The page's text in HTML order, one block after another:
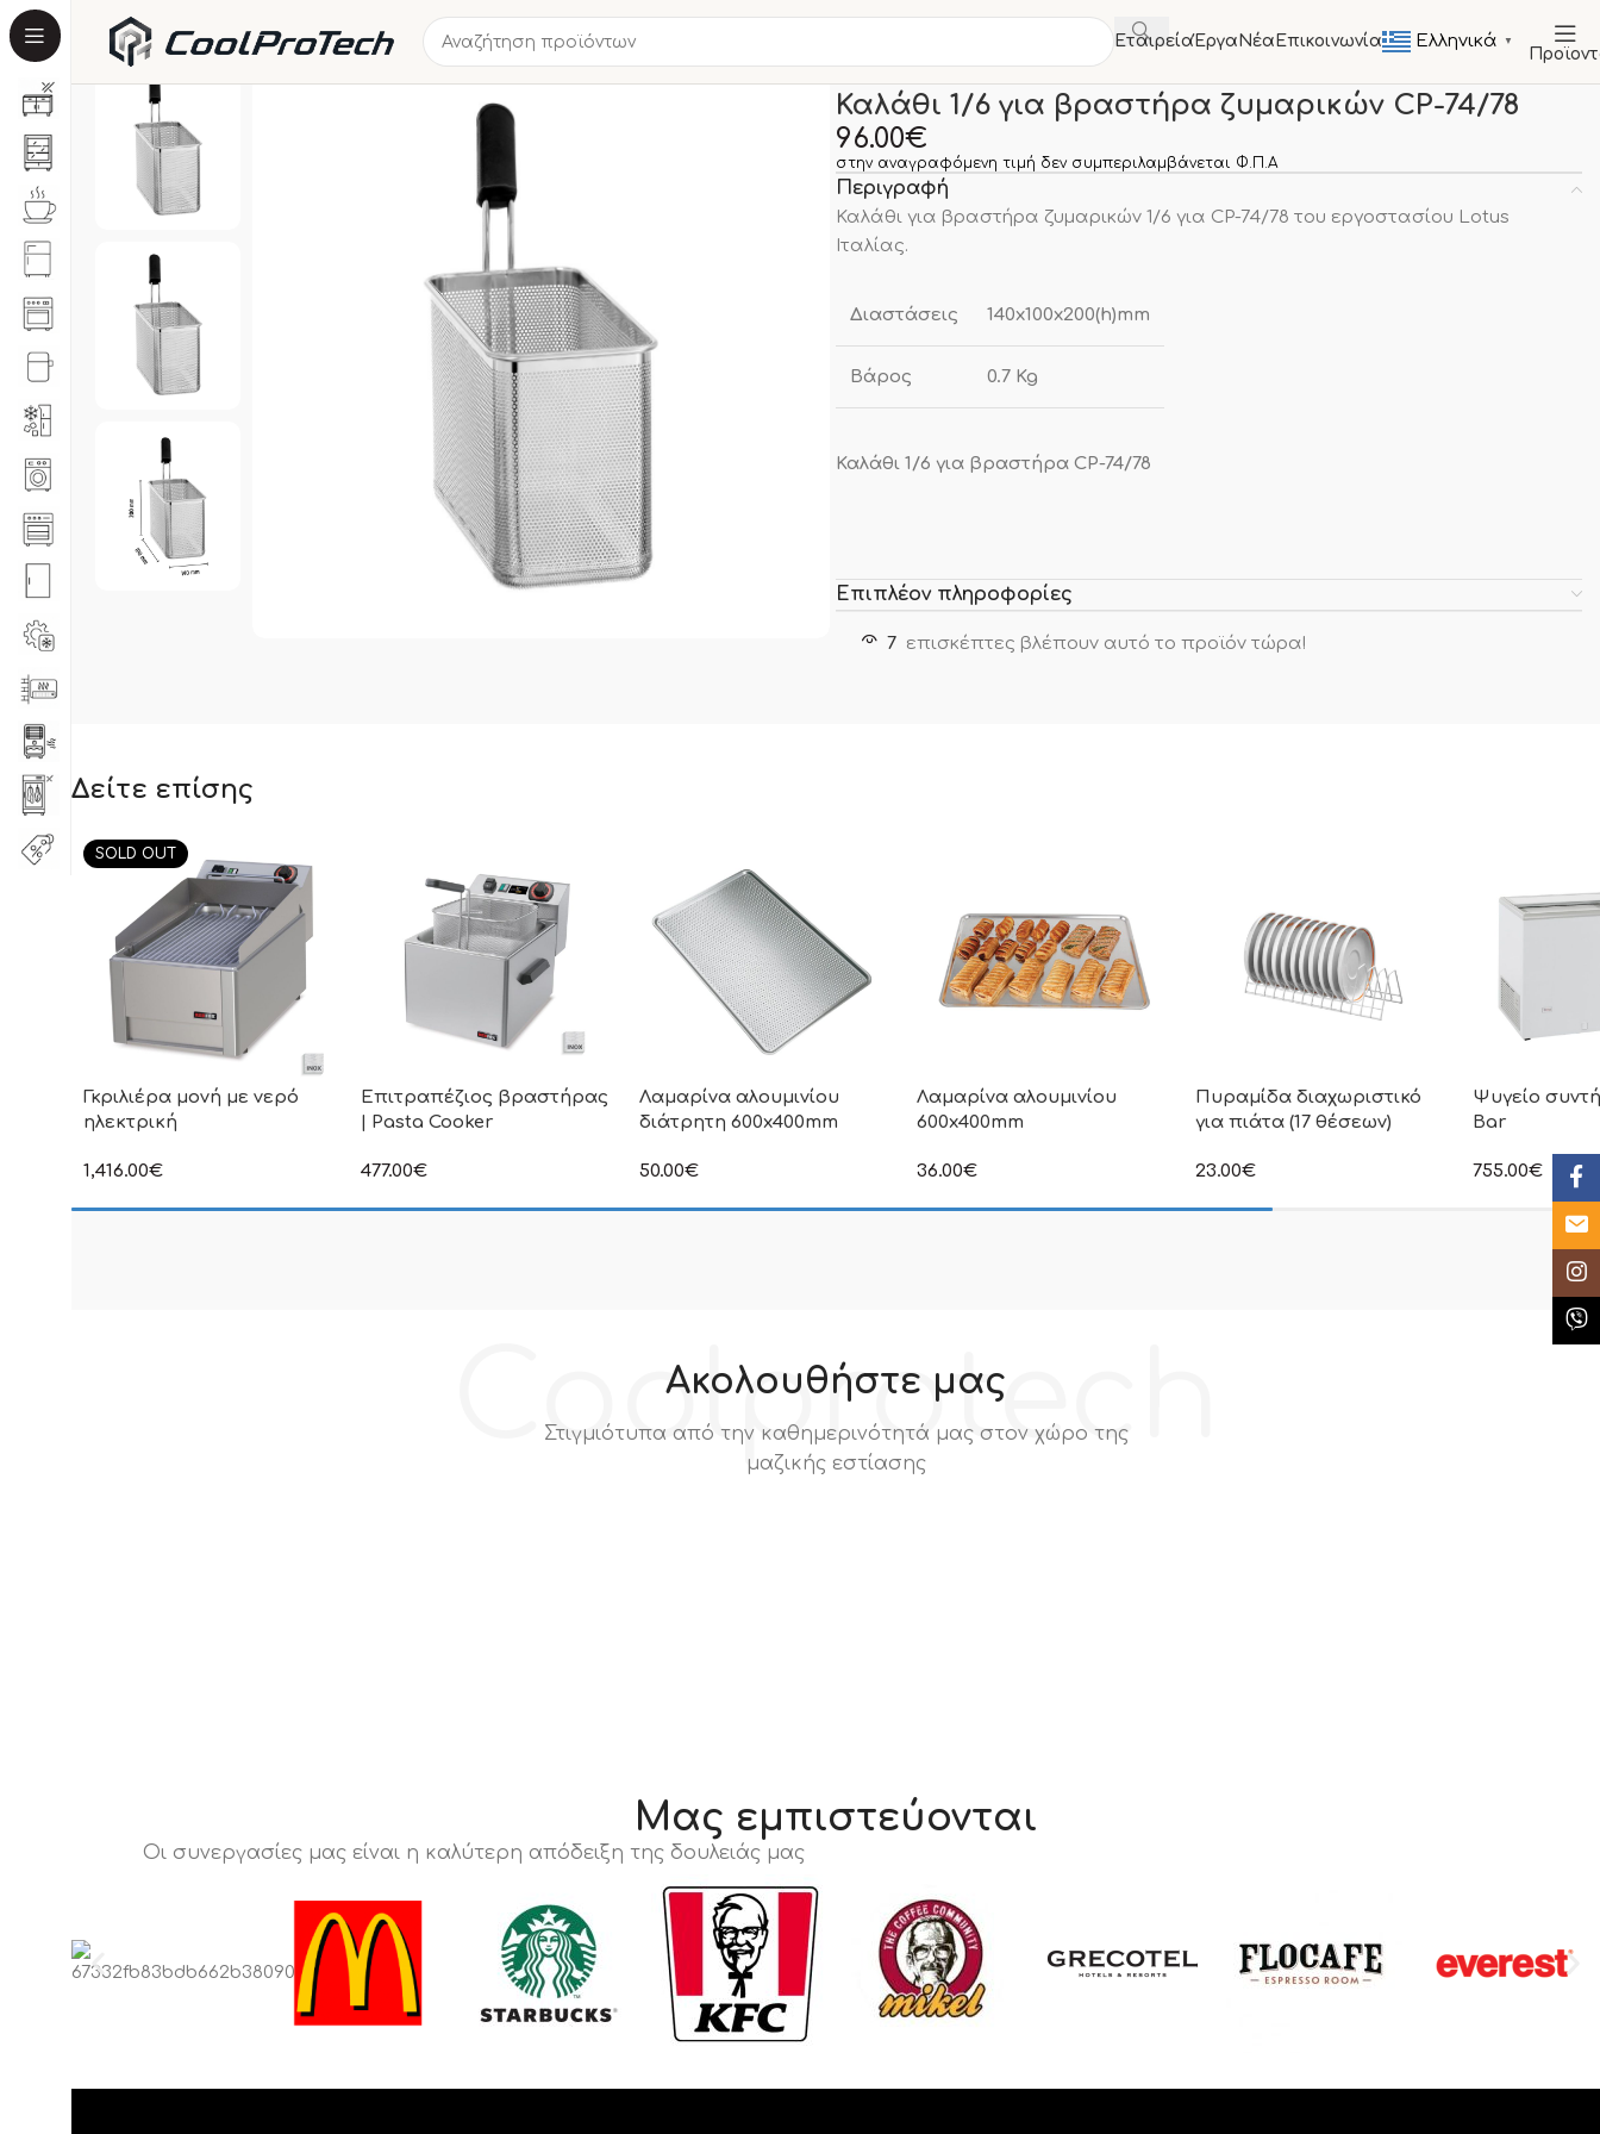
Εταιρεία Έργα Νέα Επικοινωνία Ελληνικά ▼
Καλάθι 1/6 για βραστήρα ζυμαρικών CP-74/78
96.00€
στην αναγραφόμενη τιμή δεν συμπεριλαμβάνεται Φ.Π.Α
Περιγραφή
Καλάθι για βραστήρα ζυμαρικών 1/6 για CP-74/78 του εργοστασίου Lotus
Ιταλίας.
Διαστάσεις 140x100x200(h)mm
Βάρος 0.7 Kg
Καλάθι 1/6 για βραστήρα CP-74/78
Επιπλέον πληροφορίες
7 επισκέπτες βλέπουν αυτό το προϊόν τώρα!
Δείτε επίσης
SOLD OUT
Γκριλιέρα μονή με νερό
ηλεκτρική
1,416.00€
συμπεριλαμβάνεται Φ.Π.Α
Επιτραπέζιος βραστήρας
| Pasta Cooker
477.00€
συμπεριλαμβάνεται Φ.Π.Α
Λαμαρίνα αλουμινίου
διάτρητη 600x400mm
50.00€
συμπεριλαμβάνεται Φ.Π.Α
Λαμαρίνα αλουμινίου
600x400mm
36.00€
συμπεριλαμβάνεται Φ.Π.Α
Πυραμίδα διαχωριστικό
για πιάτα (17 θέσεων)
23.00€
συμπεριλαμβάνεται Φ.Π.Α
Ψυγείο
Bar
755.00€
στην
Coolprotech
Ακολουθήστε μας
Στιγμιότυπα από την καθημερινότητά μας στον χώρο της
μαζικής εστίασης
Μας εμπιστεύονται
Οι συνεργασίες μας είναι η καλύτερη απόδειξη της δουλειάς μας
Email